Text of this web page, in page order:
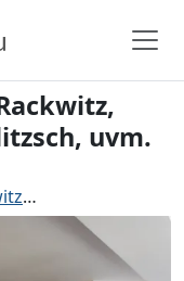
uvm.